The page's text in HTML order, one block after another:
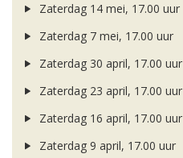
Zaterdag 14 mei, 17.00 uur
Zaterdag 7 mei, 17.00 uur
Zaterdag 30 april, 17.00 uur
Zaterdag 23 april, 17.00 uur
Zaterdag 16 april, 17.00 uur
Zaterdag 9 april, 17.00 uur